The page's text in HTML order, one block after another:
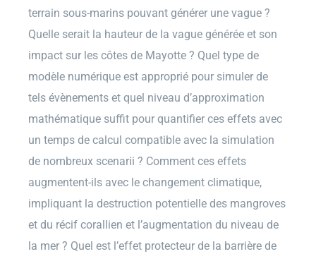
terrain sous-marins pouvant générer une vague ?
Quelle serait la hauteur de la vague générée et son
impact sur les côtes de Mayotte ? Quel type de
modèle numérique est approprié pour simuler de
tels évènements et quel niveau d’approximation
mathématique suffit pour quantifier ces effets avec
un temps de calcul compatible avec la simulation
de nombreux scenarii ? Comment ces effets
augmentent-ils avec le changement climatique,
impliquant la destruction potentielle des mangroves
et du récif corallien et l’augmentation du niveau de
la mer ? Quel est l’effet protecteur de la barrière de